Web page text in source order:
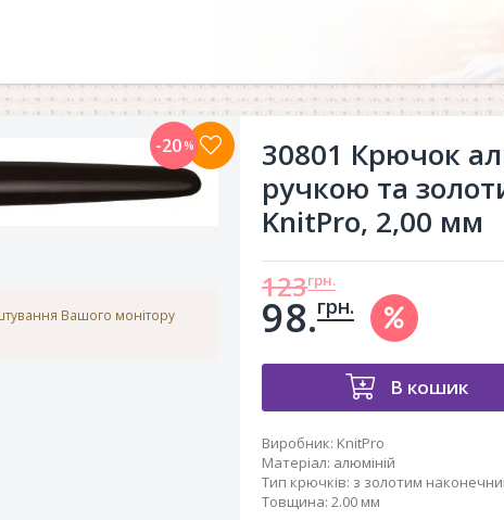
Вашого монітору
-20%
30801 Крючок
ручкою та
KnitPro, 2,00 мм
123грн.
98.грн.
В кошик
Виробник: KnitPro
Матеріал: алюміній
Тип крючків: з золотим
Товщина: 2.00 мм